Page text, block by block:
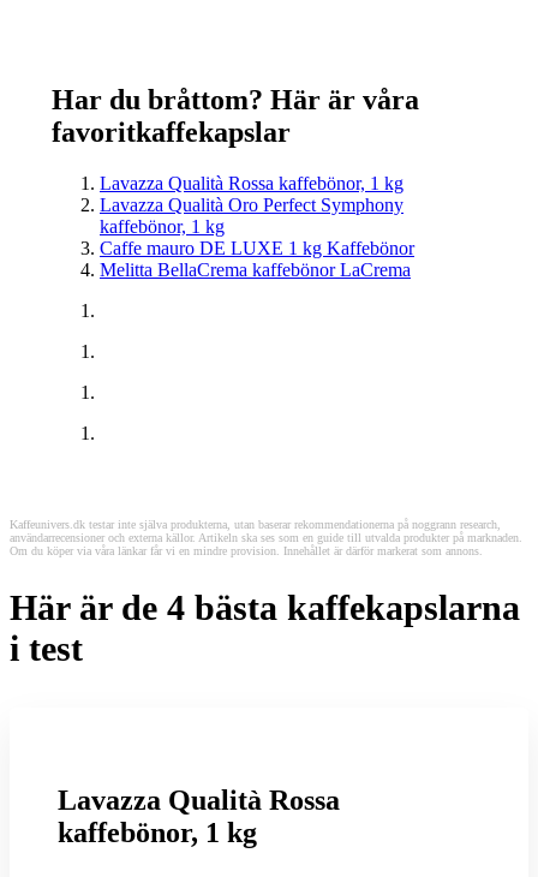
Har du bråttom? Här är våra
favoritkaffekapslar
Lavazza Qualità Rossa kaffebönor, 1 kg
Lavazza Qualità Oro Perfect Symphony
kaffebönor, 1 kg
Caffe mauro DE LUXE 1 kg Kaffebönor
Melitta BellaCrema kaffebönor LaCrema
Kaffeunivers.dk testar inte själva produkterna, utan baserar rekommendationerna på noggrann research,
användarrecensioner och externa källor. Artikeln ska ses som en guide till utvalda produkter på marknaden.
Om du köper via våra länkar får vi en mindre provision. Innehållet är därför markerat som annons.
Här är de 4 bästa kaffekapslarna
i test
Lavazza Qualità Rossa
kaffebönor, 1 kg